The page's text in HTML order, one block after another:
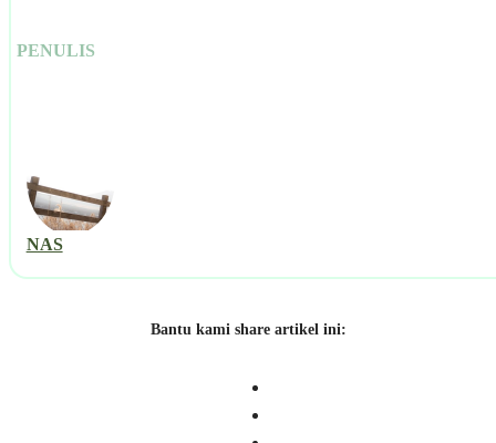
PENULIS
NAS
Bantu kami share artikel ini: